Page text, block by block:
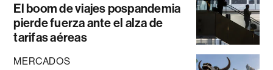
El boom de viajes pospandemia
pierde fuerza ante el alza de
tarifas aéreas
MERCADOS